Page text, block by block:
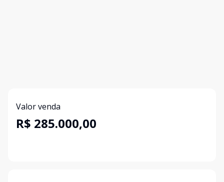
Valor venda
R$ 285.000,00